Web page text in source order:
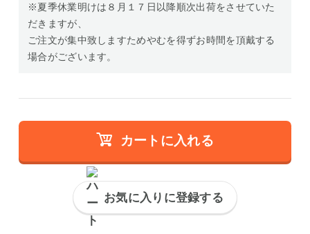
※夏季休業明けは８月１７日以降順次出荷をさせていた
だきますが、
ご注文が集中致しますためやむを得ずお時間を頂戴する
場合がございます。
カートに入れる
お気に入りに登録する